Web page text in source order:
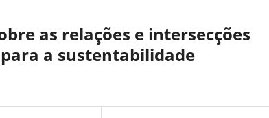
as relações e intersecções
a sustentabilidade